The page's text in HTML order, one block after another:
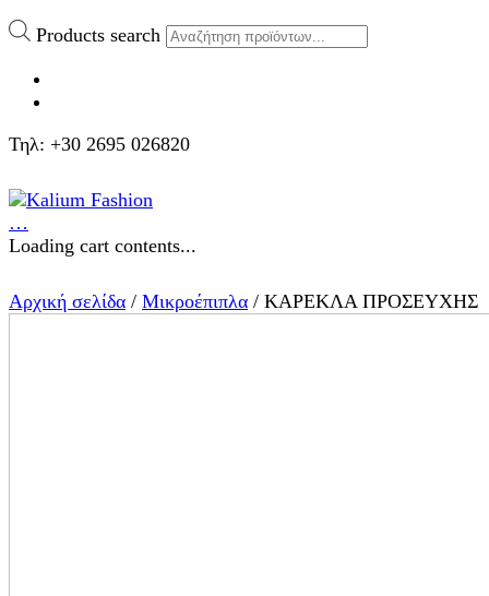
Products search
Τηλ: +30 2695 026820
…
Loading cart contents...
Αρχική σελίδα / Μικροέπιπλα / ΚΑΡΕΚΛΑ ΠΡΟΣΕΥΧΗΣ